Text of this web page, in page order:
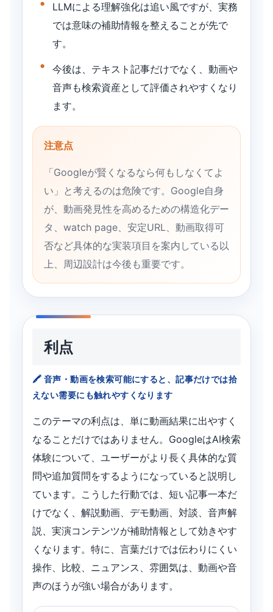
LLMによる理解強化は追い風ですが、実務
では意味の補助情報を整えることが先で
す。
今後は、テキスト記事だけでなく、動画や
音声も検索資産として評価されやすくなり
ます。
注意点
「Googleが賢くなるなら何もしなくてよ
い」と考えるのは危険です。Google自身
が、動画発見性を高めるための構造化デー
タ、watch page、安定URL、動画取得可
否など具体的な実装項目を案内している以
上、周辺設計は今後も重要です。
利点
音声・動画を検索可能にすると、記事だけでは拾
えない需要にも触れやすくなります
このテーマの利点は、単に動画結果に出やすく
なることだけではありません。GoogleはAI検索
体験について、ユーザーがより長く具体的な質
問や追加質問をするようになっていると説明し
ています。こうした行動では、短い記事一本だ
けでなく、解説動画、デモ動画、対談、音声解
説、実演コンテンツが補助情報として効きやす
くなります。特に、言葉だけでは伝わりにくい
操作、比較、ニュアンス、雰囲気は、動画や音
声のほうが強い場合があります。